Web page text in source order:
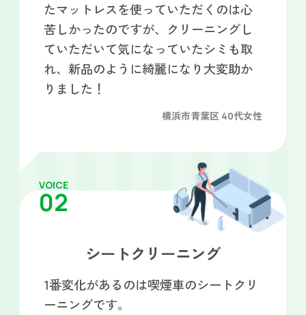
たマットレスを使っていただくのは心
苦しかったのですが、クリーニングし
ていただいて気になっていたシミも取
れ、新品のように綺麗になり大変助か
りました！
横浜市青葉区 40代女性
VOICE
02
シートクリーニング
1番変化があるのは喫煙車のシートクリ
ーニングです。